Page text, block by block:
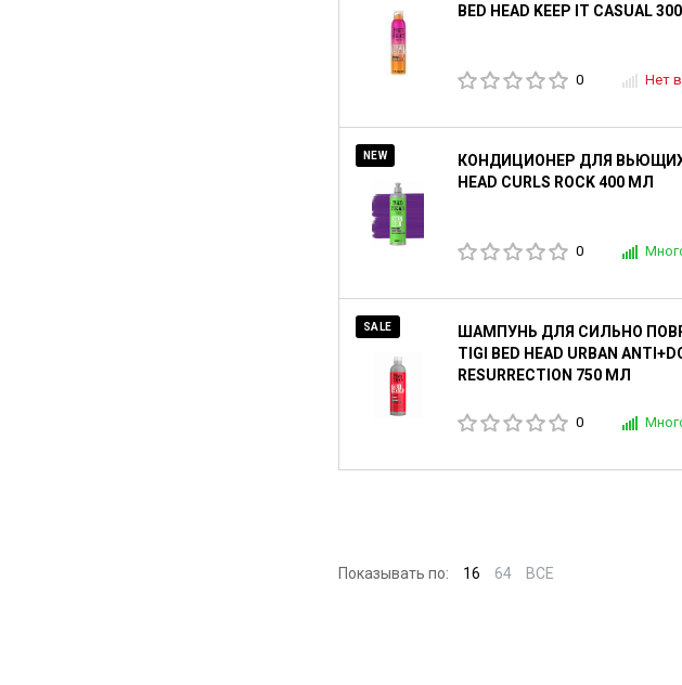
BED HEAD KEEP IT CASUAL
0 Нет в
NEW
КОНДИЦИОНЕР ДЛЯ
HEAD CURLS ROCK 400 МЛ
0
SALE
ШАМПУНЬ ДЛЯ СИЛЬНО
TIGI BED HEAD URBAN
RESURRECTION 750 МЛ
0
Показывать по: 16 64 ВСЕ